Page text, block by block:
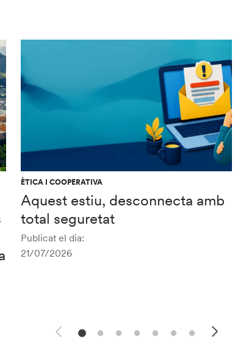
ÈTICA I COOPERATIVA
Aquest estiu, desconnecta amb
total seguretat
Publicat el dia:
21/07/2026